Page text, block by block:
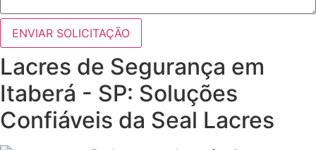
ENVIAR SOLICITAÇÃO
Lacres de Segurança em
Itaberá - SP: Soluções
Confiáveis da Seal Lacres